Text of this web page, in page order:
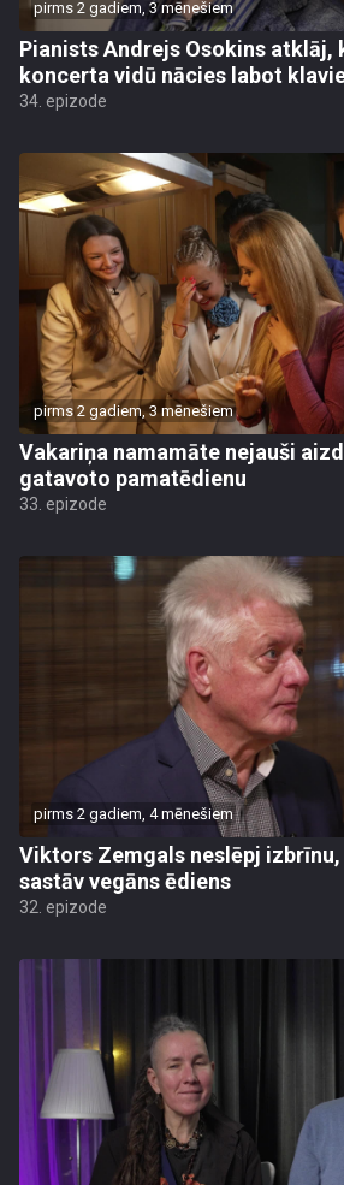
pirms 2 gadiem, 3 mēnešiem
Pianists Andrejs Osokins atklāj,
koncerta vidū nācies labot
34. epizode
pirms 2 gadiem, 3 mēnešiem
Vakariņa namamāte nejauši
gatavoto pamatēdienu
33. epizode
pirms 2 gadiem, 4 mēnešiem
Viktors Zemgals neslēpj
sastāv vegāns ēdiens
32. epizode